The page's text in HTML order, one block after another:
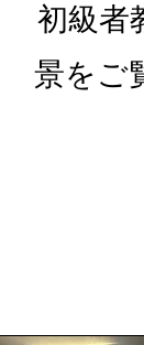
初級者
景をご